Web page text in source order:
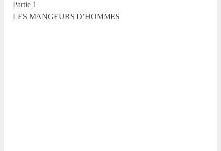
Partie 1
LES MANGEURS D’HOMMES